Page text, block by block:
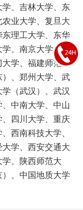
、吉林大学、东
业大学、复旦大
东理工大学、东华
、南京大学、东
大学、福建师范大
、郑州大学、武
（武汉）
、武汉
中南大学、中山
四川大学、重庆
西南科技大学、
学、西安交通大
、陕西师范大
、中国地质大学